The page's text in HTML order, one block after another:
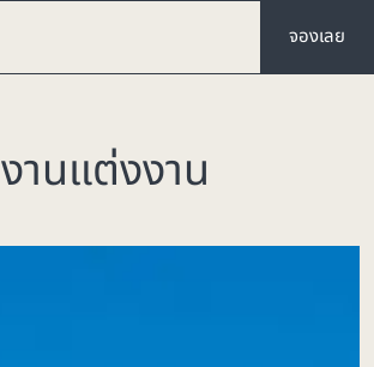
จองเลย
งานแต่งงาน